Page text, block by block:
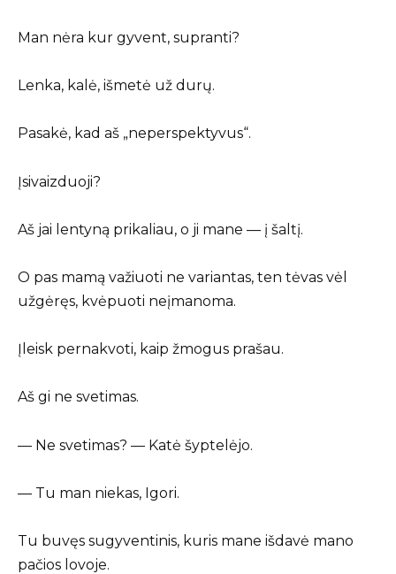
Man nėra kur gyvent, supranti?
Lenka, kalė, išmetė už durų.
Pasakė, kad aš „neperspektyvus“.
Įsivaizduoji?
Aš jai lentyną prikaliau, o ji mane — į šaltį.
O pas mamą važiuoti ne variantas, ten tėvas vėl
užgėręs, kvėpuoti neįmanoma.
Įleisk pernakvoti, kaip žmogus prašau.
Aš gi ne svetimas.
— Ne svetimas? — Katė šyptelėjo.
— Tu man niekas, Igori.
Tu buvęs sugyventinis, kuris mane išdavė mano
pačios lovoje.